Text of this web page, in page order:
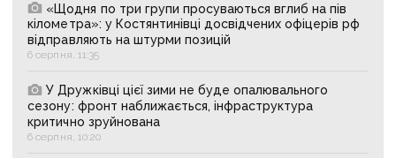
«Щодня по три групи просуваються вглиб на пів
кілометра»: у Костянтинівці досвідчених офіцерів рф
відправляють на штурми позицій
6 серпня, 11:35
У Дружківці цієї зими не буде опалювального
сезону: фронт наближається, інфраструктура
критично зруйнована
6 серпня, 10:20